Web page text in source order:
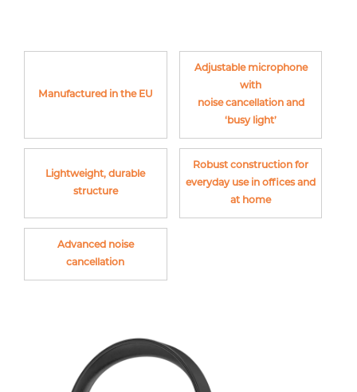
Manufactured in the EU
Adjustable microphone
with
noise cancellation and
‘busy light’
Lightweight, durable
structure
Robust construction for
everyday use in offices and
at home
Advanced noise
cancellation